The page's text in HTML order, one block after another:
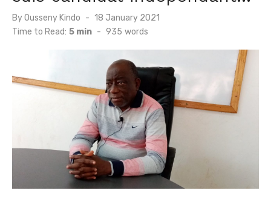
ByOusseny Kindo
Posted
18 January 2021
Time to Read: 5 min - 935 words